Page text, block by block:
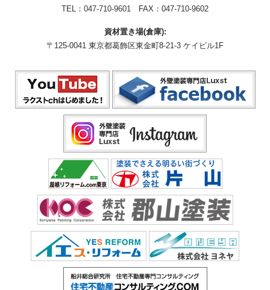
TEL： 047-710-9601 FAX：047-710-9602
資材置き場(倉庫):
〒125-0041 東京都葛飾区東金町8-21-3 ケイビル1F